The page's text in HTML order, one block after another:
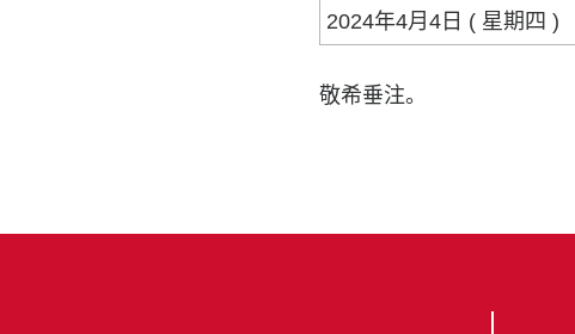
2024年4月4日 ( 星期四 )
敬希垂注。